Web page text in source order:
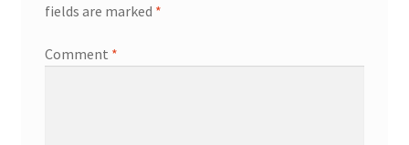
fields are marked *
Comment *